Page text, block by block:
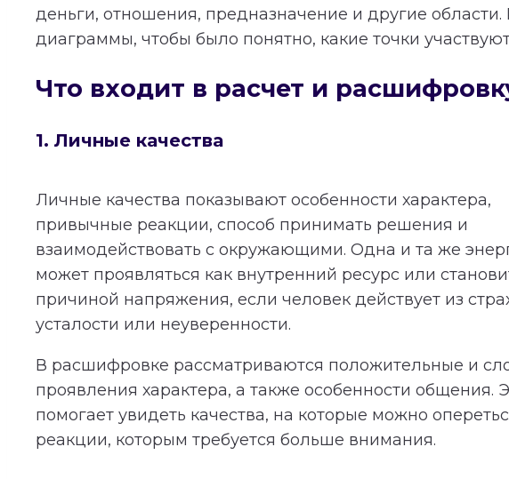
деньги, отношения, предназначение и другие
диаграммы, чтобы было понятно, какие точки
Что входит в расчет и
1. Личные качества
Личные качества показывают особенности характера,
привычные реакции, способ принимать решения и
взаимодействовать с окружающими. Одна и та же
может проявляться как внутренний ресурс или
причиной напряжения, если человек действует из
усталости или неуверенности.
В расшифровке рассматриваются положительные и
проявления характера, а также особенности общения.
помогает увидеть качества, на которые можно
реакции, которым требуется больше внимания.